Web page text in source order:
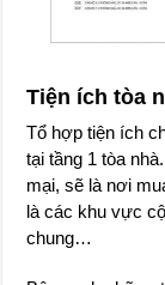
Tiện ích tòa
Tổ hợp tiện ích
tại tầng 1 tòa
mại, sẽ là nơi
là các khu vực
chung…